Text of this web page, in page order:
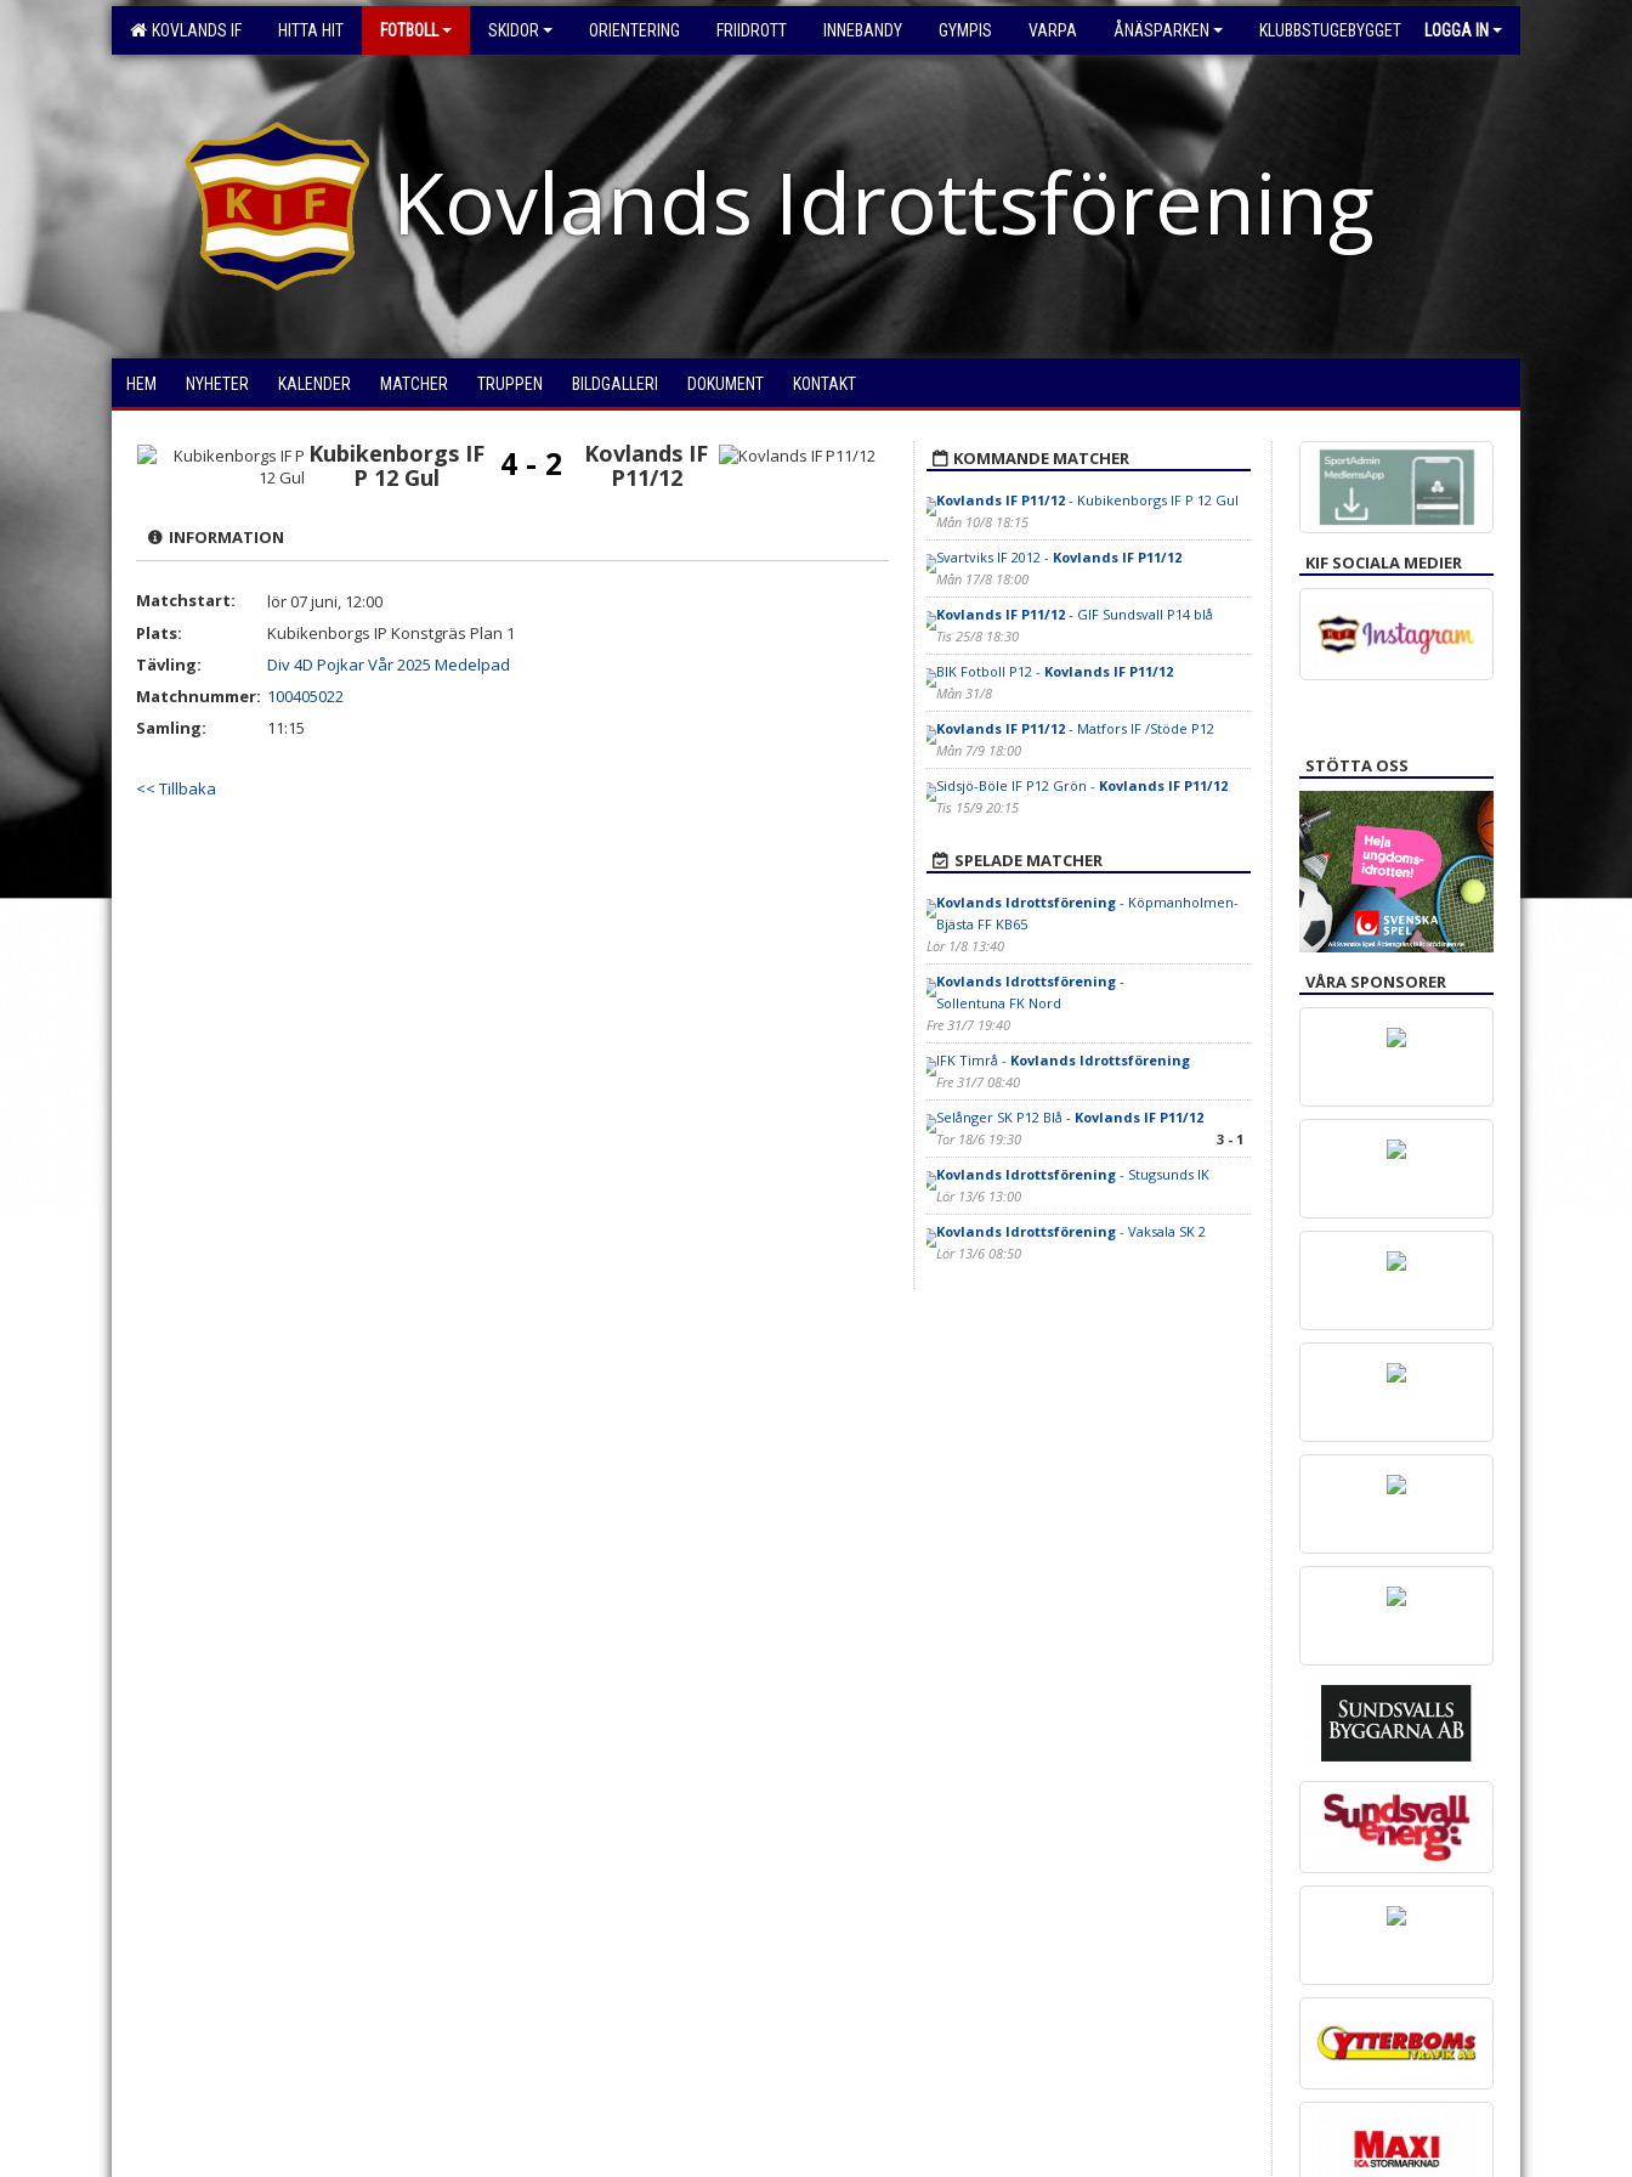
KOVLANDS IF HITTA HIT FOTBOLL SKIDOR ORIENTERING FRIIDROTT INNEBANDY GYMPIS VARPA ÅNÄSPARKEN KLUBBSTUGEBYGGET LOGGA IN
Kovlands Idrottsförening
HEM NYHETER KALENDER MATCHER TRUPPEN BILDGALLERI DOKUMENT KONTAKT
Kubikenborgs IF
P 12 Gul
4 - 2
Kovlands IF
P11/12
INFORMATION
Matchstart:
lör 07 juni, 12:00
Plats:
Kubikenborgs IP Konstgräs Plan 1
Tävling:
Div 4D Pojkar Vår 2025 Medelpad
Matchnummer: 100405022
Samling:
11:15
<< Tillbaka
KOMMANDE MATCHER
Kovlands IF P11/12- Kubikenborgs IF P 12 Gul
Mån 10/8 18:15
Svartviks IF 2012 - Kovlands IF P11/12
Mån 17/8 18:00
Kovlands IF P11/12- GIF Sundsvall P14 blå
Tis 25/8 18:30
BIK Fotboll P12 - Kovlands IF P11/12
Mån 31/8
Kovlands IF P11/12- Matfors IF /Stöde P12
Mån 7/9 18:00
Sidsjö-Böle IF P12 Grön - Kovlands IF P11/12
Tis 15/9 20:15
SPELADE MATCHER
Kovlands Idrottsförening- Köpmanholmen-
Bjästa FF KB65
Lör 1/8 13:40
Kovlands Idrottsförening-
Sollentuna FK Nord
Fre 31/7 19:40
IFK Timrå - Kovlands Idrottsförening
Fre 31/7 08:40
Selånger SK P12 Blå - Kovlands IF P11/12
Tor 18/6 19:30
3 - 1
Kovlands Idrottsförening- Stugsunds IK
Lör 13/6 13:00
Kovlands Idrottsförening- Vaksala SK 2
Lör 13/6 08:50
KIF SOCIALA MEDIER
STÖTTA OSS
VÅRA SPONSORER